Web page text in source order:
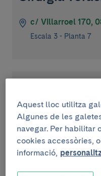
c/ Villarroel 170,
Escala 3 - Planta 7
Respiratòria i
Respiratòries
c/ Villarroel 170,
Escala 5 - Planta 7
Aquest lloc utilitza
Algunes de les
navegar. Per habilitar
cookies accessòries,
informació,